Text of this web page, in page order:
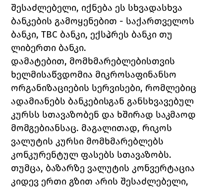
შესაძლებელი, იქნება ეს სხვადასხვა
ბანკების გამოყენებით - საქართველოს
ბანკი, TBC ბანკი, ექსპრეს ბანკი თუ
ლიბერთი ბანკი.
დამატებით, მომხმარებლებისთვის
ხელმისაწვდომია მიკროსაფინანსო
ორგანიზაციების სერვისები, რომლებიც
ადამიანებს ბანკებისგან განსხვავებულ
კურსს სთავაზობენ და ხშირად საკმაოდ
მომგებიანსაც. მაგალითად, რიკოს
ვალუტის კურსი მომხმარებლებს
კონკურენტულ ფასებს სთავაზობს.
თუმცა, ბაზარზე ვალუტის კონვერტაცია
კიდევ ერთი გზით არის შესაძლებელი,